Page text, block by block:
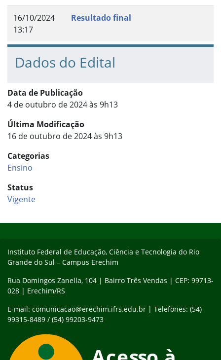
16/10/2024
13:17
Resultado final
Dados do Edital
Data de Publicação
4 de outubro de 2024 às 9h13
Última Modificação
16 de outubro de 2024 às 9h13
Categorias
Ensino
Status
Vigente
Instituto Federal de Educação, Ciência e Tecnologia do Rio
Grande do Sul – Campus Erechim
Rua Domingos Zanella, 104 | Bairro Três Vendas | CEP: 99713-
028 | Erechim/RS
E-mail: comunicacao@erechim.ifrs.edu.br | Telefones: (54)
99315-8489 / (54) 99203-9473